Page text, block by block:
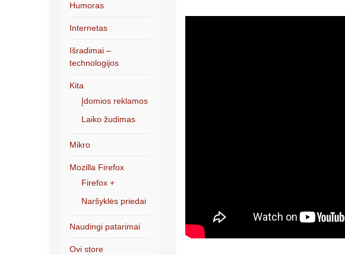
Humoras
Internetas
Išradimai –
technologijos
Kita
Įdomios reklamos
Laiko žudimas
Mikro
Mozilla Firefox
Firefox +
Naršyklės priedai
Naudingi patarimai
Ovi store